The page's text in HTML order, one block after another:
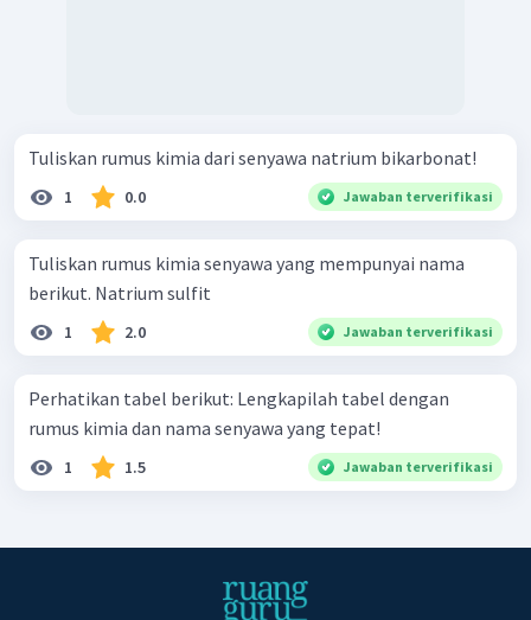
Tuliskan rumus kimia dari senyawa natrium bikarbonat!
1 0.0 Jawaban terverifikasi
Tuliskan rumus kimia senyawa yang mempunyai nama
berikut. Natrium sulfit
1 2.0 Jawaban terverifikasi
Perhatikan tabel berikut: Lengkapilah tabel dengan
rumus kimia dan nama senyawa yang tepat!
1 1.5 Jawaban terverifikasi